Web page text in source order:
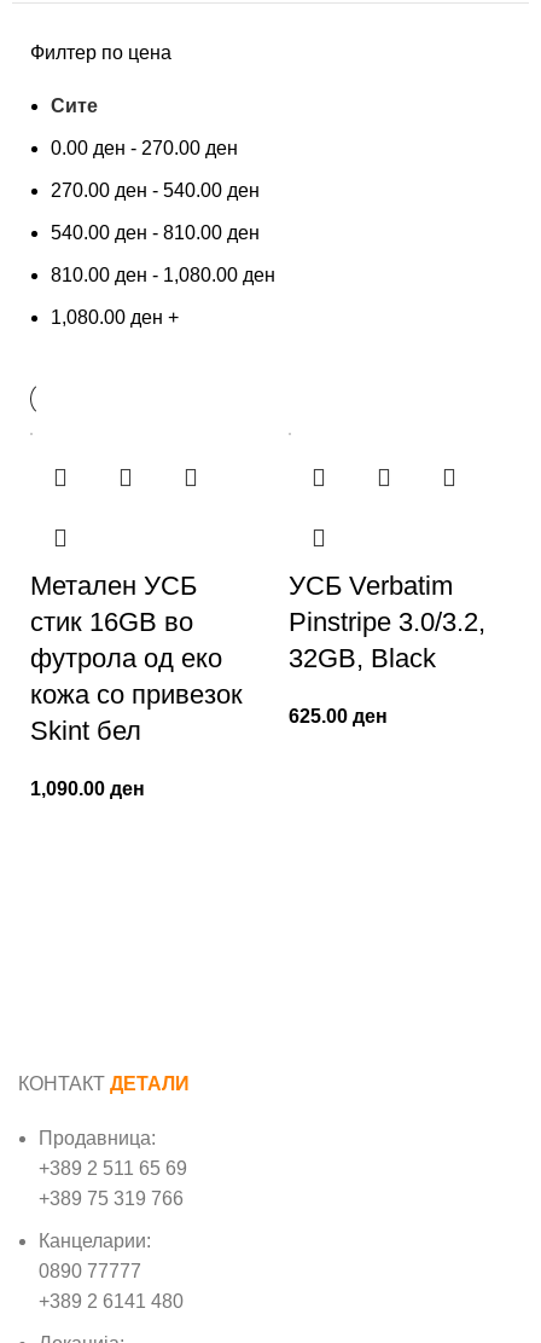
Филтер по цена
Сите
0.00 ден - 270.00 ден
270.00 ден - 540.00 ден
540.00 ден - 810.00 ден
810.00 ден - 1,080.00 ден
1,080.00 ден +
Метален УСБ
стик 16GB во
футрола од еко
кожа со привезок
Skint бел
1,090.00 ден
УСБ Verbatim
Pinstripe 3.0/3.2,
32GB, Black
625.00 ден
КОНТАКТ ДЕТАЛИ
Продавница:
+389 2 511 65 69
+389 75 319 766
Канцеларии:
0890 77777
+389 2 6141 480